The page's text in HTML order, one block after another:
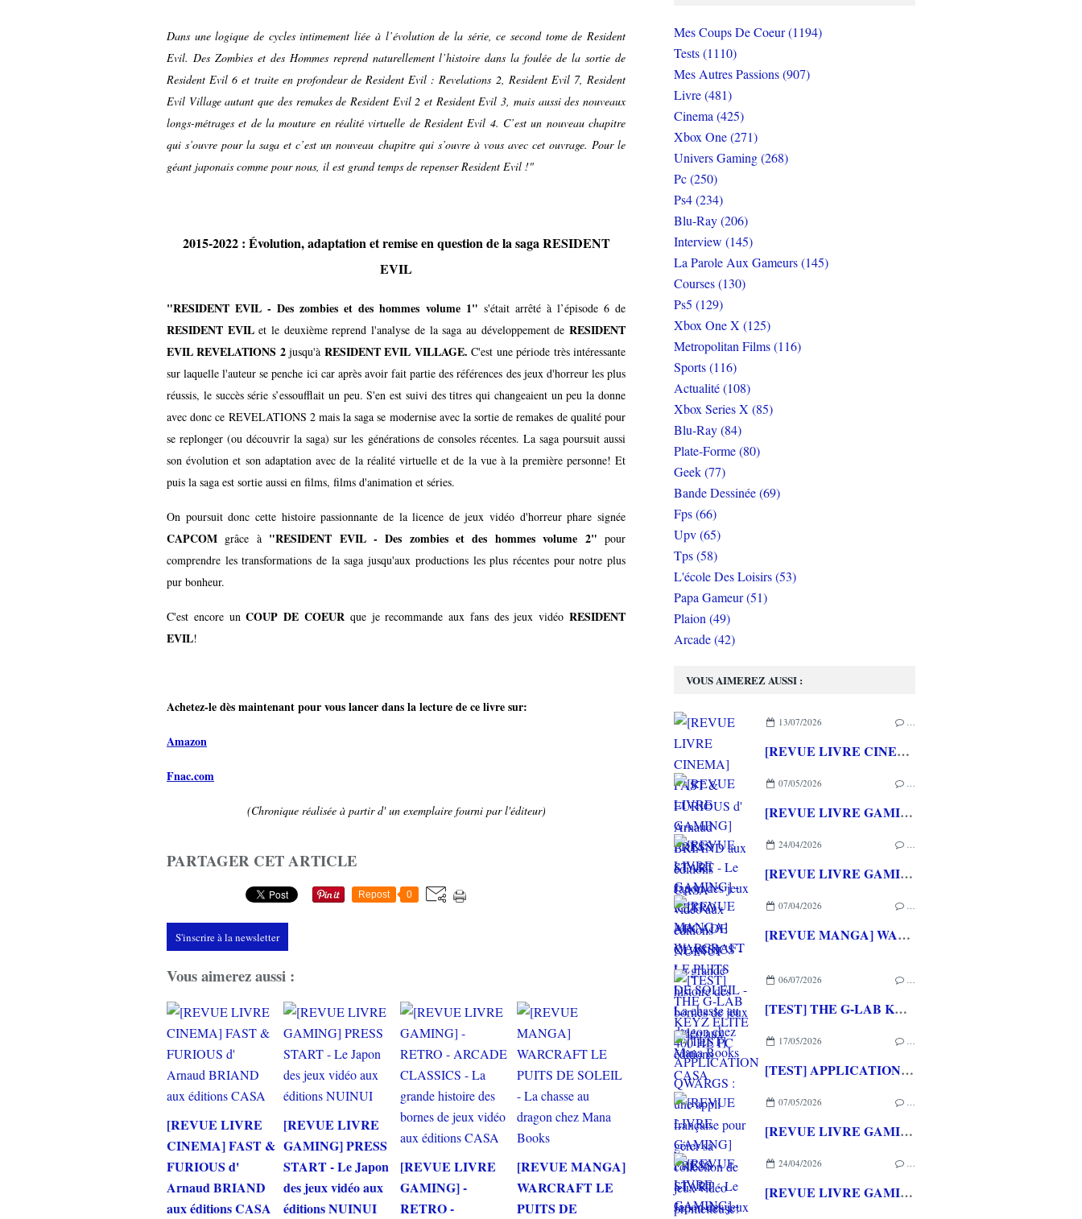
Dans une logique de cycles intimement liée à l’évolution de la série, ce second tome de Resident
Evil. Des Zombies et des Hommes reprend naturellement l’histoire dans la foulée de la sortie de
Resident Evil 6 et traite en profondeur de Resident Evil : Revelations 2, Resident Evil 7, Resident
Evil Village autant que des remakes de Resident Evil 2 et Resident Evil 3, mais aussi des nouveaux
longs-métrages et de la mouture en réalité virtuelle de Resident Evil 4. C’est un nouveau chapitre
qui s’ouvre pour la saga et c’est un nouveau chapitre qui s’ouvre à vous avec cet ouvrage. Pour le
géant japonais comme pour nous, il est grand temps de repenser Resident Evil !"
2015-2022 : Évolution, adaptation et remise en question de la saga RESIDENT
EVIL
"RESIDENT EVIL - Des zombies et des hommes volume 1" s'était arrêté à l’épisode 6 de
RESIDENT EVILet le deuxième reprend l'analyse de la saga au développement deRESIDENT
EVIL REVELATIONS 2jusqu'à RESIDENT EVIL VILLAGE. C'est une période très intéressante
sur laquelle l'auteur se penche ici car après avoir fait partie des références des jeux d'horreur les plus
réussis, le succès série s’essoufflait un peu. S'en est suivi des titres qui changeaient un peu la donne
avec donc ce REVELATIONS 2 mais la saga se modernise avec la sortie de remakes de qualité pour
se replonger (ou découvrir la saga) sur les générations de consoles récentes. La saga poursuit aussi
son évolution et son adaptation avec de la réalité virtuelle et de la vue à la première personne! Et
puis la saga est sortie aussi en films, films d'animation et séries.
On poursuit donc cette histoire passionnante de la licence de jeux vidéo d'horreur phare signée
CAPCOM grâce à "RESIDENT EVIL - Des zombies et des hommes volume 2" pour
comprendre les transformations de la saga jusqu'aux productions les plus récentes pour notre plus
pur bonheur.
C'est encore unCOUP DE COEURque je recommande aux fans des jeux vidéoRESIDENT
EVIL!
Achetez-le dès maintenant pour vous lancer dans la lecture de ce livre sur:
Amazon
Fnac.com
(Chronique réalisée à partir d' un exemplaire fourni par l'éditeur)
PARTAGER CET ARTICLE
Repost 0
S'inscrire à la newsletter
Vous aimerez aussi :
[REVUE LIVRE
CINEMA] FAST &
FURIOUS d'
Arnaud BRIAND
aux éditions CASA
[REVUE LIVRE
GAMING] PRESS
START - Le Japon
des jeux vidéo aux
éditions NUINUI
[REVUE LIVRE
GAMING] -
RETRO -
[REVUE MANGA]
WARCRAFT LE
PUITS DE
VOUS AIMEREZ AUSSI :
13/07/2026 …
[REVUE LIVRE CINEMA] FAST & FURIOUS d' Arnaud BRIAND aux éditions CASA
07/05/2026 …
[REVUE LIVRE GAMING] PRESS START - Le Japon des jeux vidéo aux éditions NUINUI
24/04/2026 …
[REVUE LIVRE GAMING] - RETRO - ARCADE CLASSICS - La grande histoire des bornes de jeux vidéo aux éditions CASA
07/04/2026 …
[REVUE MANGA] WARCRAFT LE PUITS DE SOLEIL - La chasse au dragon chez Mana Books
06/07/2026 …
[TEST] THE G-LAB KEYZ ELITE 400 HE PC
17/05/2026 …
[TEST] APPLICATION QWARGS : une appli française pour gérer sa collection de jeux vidéo prometteuse!
07/05/2026 …
[REVUE LIVRE GAMING] PRESS START - Le Japon des jeux vidéo aux éditions NUINUI
24/04/2026 …
[REVUE LIVRE GAMING] - RETRO - ARCADE CLASSICS - La grande histoire des bornes de jeux vidéo aux éditions CASA
Mes Coups De Coeur (1194)
Tests (1110)
Mes Autres Passions (907)
Livre (481)
Cinema (425)
Xbox One (271)
Univers Gaming (268)
Pc (250)
Ps4 (234)
Blu-Ray (206)
Interview (145)
La Parole Aux Gameurs (145)
Courses (130)
Ps5 (129)
Xbox One X (125)
Metropolitan Films (116)
Sports (116)
Actualité (108)
Xbox Series X (85)
Blu-Ray (84)
Plate-Forme (80)
Geek (77)
Bande Dessinée (69)
Fps (66)
Upv (65)
Tps (58)
L'école Des Loisirs (53)
Papa Gameur (51)
Plaion (49)
Arcade (42)